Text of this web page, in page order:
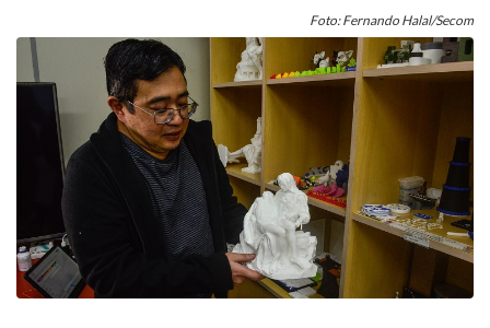
Foto: Fernando Halal/Secom